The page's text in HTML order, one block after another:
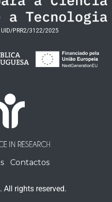
UID/PRR2/3122/2025
Contactos
All rights reserved.